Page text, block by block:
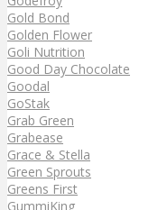
Gold Bond
Golden Flower
Goli Nutrition
Good Day Chocolate
Goodal
GoStak
Grab Green
Grabease
Grace & Stella
Green Sprouts
Greens First
GummiKing